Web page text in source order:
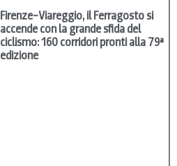
Firenze–Viareggio, il Ferragosto si
accende con la grande sfida del
ciclismo: 160 corridori pronti alla 79ª
edizione